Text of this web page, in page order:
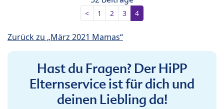
< 1 2 3 4
Zurück zu „März 2021 Mamas“
Hast du Fragen? Der HiPP
Elternservice ist für dich und
deinen Liebling da!